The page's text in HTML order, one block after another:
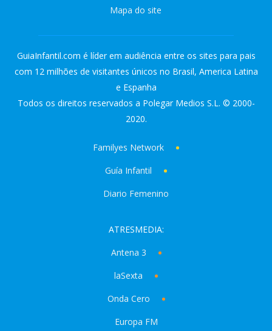
Mapa do site
GuiaInfantil.com é líder em audiência entre os sites para pais
com 12 milhões de visitantes únicos no Brasil, America Latina
e Espanha
Todos os direitos reservados a Polegar Medios S.L. © 2000-
2020.
Familyes Network
Guía Infantil
Diario Femenino
ATRESMEDIA:
Antena 3
laSexta
Onda Cero
Europa FM